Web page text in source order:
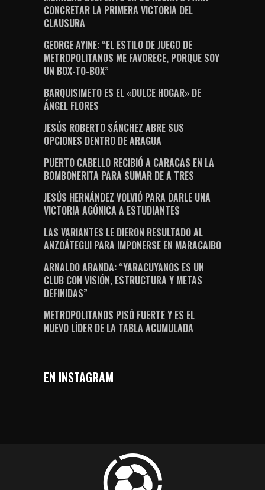
CONCRETAR LA PRIMERA VICTORIA DEL
CLAUSURA
GEORGE AYINE: “EL ESTILO DE JUEGO DE
METROPOLITANOS ME FAVORECE, PORQUE SOY
UN BOX-TO-BOX”
BARQUISIMETO ES EL «DULCE HOGAR» DE
ÁNGEL FLORES
JESÚS ROBERTO SÁNCHEZ ABRE SUS
OPCIONES DENTRO DE ARAGUA
PUERTO CABELLO RECIBIÓ A CARACAS EN LA
BOMBONERITA PARA SUMAR DE A TRES
JESÚS HERNÁNDEZ VOLVIÓ PARA DARLE UNA
VICTORIA AGÓNICA A ESTUDIANTES
LAS VARIANTES LE DIERON RESULTADO AL
ANZOÁTEGUI PARA IMPONERSE EN MARACAIBO
ARNALDO ARANDA: “YARACUYANOS ES UN
CLUB CON VISIÓN, ESTRUCTURA Y METAS
DEFINIDAS”
METROPOLITANOS PISÓ FUERTE Y ES EL
NUEVO LÍDER DE LA TABLA ACUMULADA
EN INSTAGRAM